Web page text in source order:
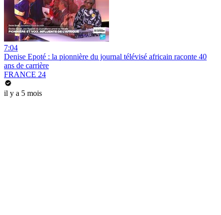
7:04
Denise Epoté : la pionnière du journal télévisé africain raconte 40
ans de carrière
FRANCE 24
il y a 5 mois